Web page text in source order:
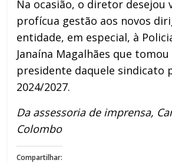
Na ocasião, o diretor desejou
profícua gestão aos novos
entidade, em especial, à
Janaína Magalhães que
presidente daquele sindicato
2024/2027.
Da assessoria de imprensa,
Colombo
Compartilhar: